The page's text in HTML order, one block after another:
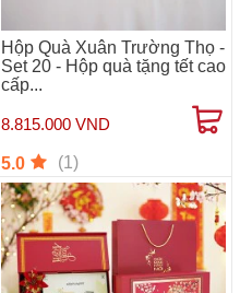
Hộp Quà Xuân Trường Thọ -
Set 20 - Hộp quà tặng tết cao
cấp...
8.815.000 VND
5.0 (1)